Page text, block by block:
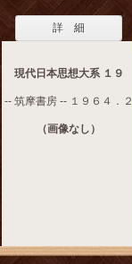
詳 細
現代日本思想大系 １９
-- 筑摩書房 -- １９６４．２
（画像なし）